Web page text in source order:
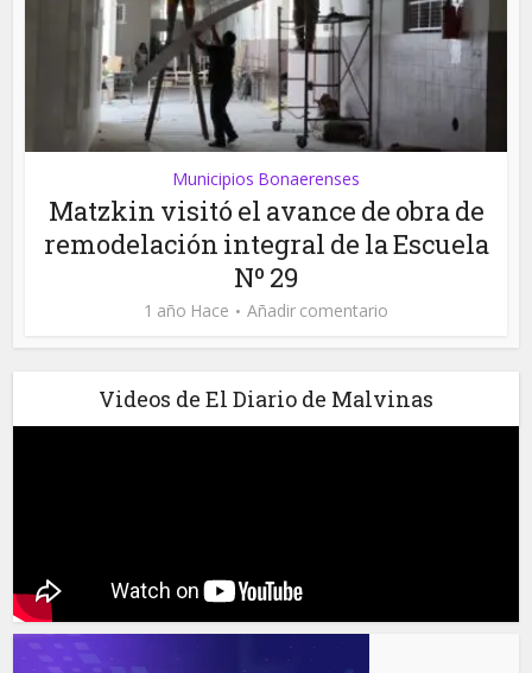
Municipios Bonaerenses
Matzkin visitó el avance de obra de
remodelación integral de la Escuela
Nº 29
1 año Hace Añadir comentario
Videos de El Diario de Malvinas